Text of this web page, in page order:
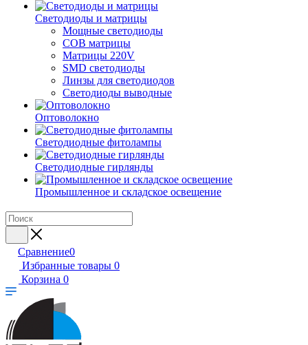
Светодиоды и матрицы
Мощные светодиоды
COB матрицы
Матрицы 220V
SMD светодиоды
Линзы для светодиодов
Светодиоды выводные
Оптоволокно
Светодиодные фитолампы
Светодиодные гирлянды
Промышленное и складское освещение
Сравнение0
Избранные товары 0
Корзина 0